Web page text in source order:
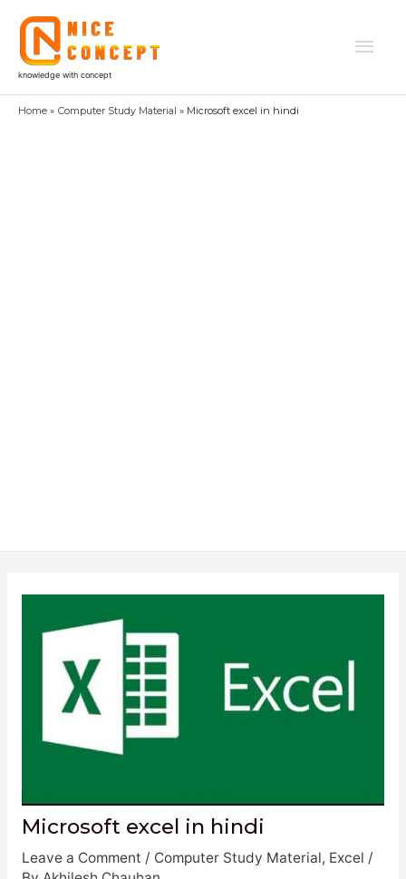
content
knowledge with concept
Home Computer Study Material Microsoft excel in hindi
Microsoft excel in hindi
Leave a Comment / Computer Study Material, Excel /